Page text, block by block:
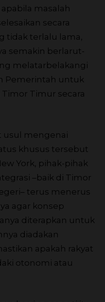
masalah
secara
tidak terlalu lama,
semakin berlarut-
melatarbelakangi
Pemerintah untuk
Timur secara
usul mengenai
khusus tersebut
York, pihak-pihak
–baik di Timor
terus menerus
agar konsep
diterapkan untuk
diadakan
apakah rakyat
otonomi atau